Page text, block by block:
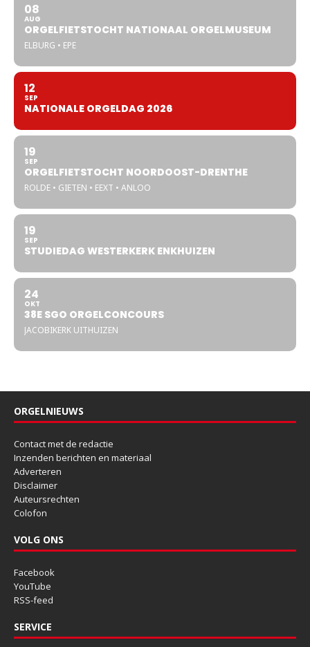
08
AUG
ORGELFIETSTOCHT NATIONAAL ORGELMUSEUM
ELBURG • EPE
12
SEP
NATIONALE ORGELDAG 2026
19
SEP
ORGELFIETSTOCHT NOORDOOST-DRENTHE
ROLDE • GIETEN • EEXT • ANLOO
19
SEP
STUDIEDAG WESTERKERK ENKHUIZEN
24
OKT
38E SGO ORGELCONCOURS
JACOBIKERK UITHUIZEN
ORGELNIEUWS
Contact met de redactie
Inzenden berichten en materiaal
Adverteren
Disclaimer
Auteursrechten
Colofon
VOLG ONS
Facebook
YouTube
RSS-feed
SERVICE